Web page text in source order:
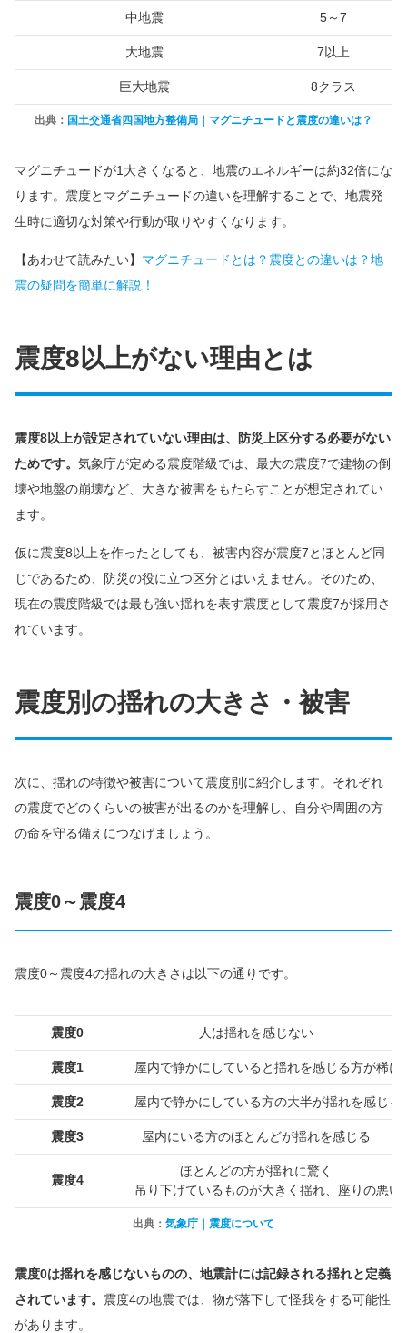
中地震 5～7
大地震 7以上
巨大地震 8クラス
出典： 国土交通省四国地方整備局｜マグニチュードと震度の違いは？
マグニチュードが1大きくなると、地震のエネルギーは約32倍にな
ります。震度とマグニチュードの違いを理解することで、地震発
生時に適切な対策や行動が取りやすくなります。
【あわせて読みたい】 マグニチュードとは？震度との違いは？地
震の疑問を簡単に解説！
震度8以上がない理由とは
震度8以上が設定されていない理由は、防災上区分する必要がない
ためです。 気象庁が定める震度階級では、最大の震度7で建物の倒
壊や地盤の崩壊など、大きな被害をもたらすことが想定されてい
ます。
仮に震度8以上を作ったとしても、被害内容が震度7とほとんど同
じであるため、防災の役に立つ区分とはいえません。そのため、
現在の震度階級では最も強い揺れを表す震度として震度7が採用さ
れています。
震度別の揺れの大きさ・被害
次に、揺れの特徴や被害について震度別に紹介します。それぞれ
の震度でどのくらいの被害が出るのかを理解し、自分や周囲の方
の命を守る備えにつなげましょう。
震度0～震度4
震度0～震度4の揺れの大きさは以下の通りです。
震度0 人は揺れを感じない
震度1 屋内で静かにしていると揺れを感じる方が稀に
震度2 屋内で静かにしている方の大半が揺れを感じる
震度3 屋内にいる方のほとんどが揺れを感じる
震度4
ほとんどの方が揺れに驚く
吊り下げているものが大きく揺れ、座りの悪
出典： 気象庁｜震度について
震度0は揺れを感じないものの、地震計には記録される揺れと定義
されています。 震度4の地震では、物が落下して怪我をする可能性
があります。